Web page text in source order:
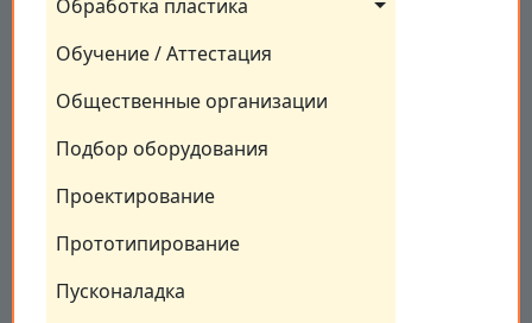
Обработка пластика
Обучение / Аттестация
Общественные организации
Подбор оборудования
Проектирование
Прототипирование
Пусконаладка